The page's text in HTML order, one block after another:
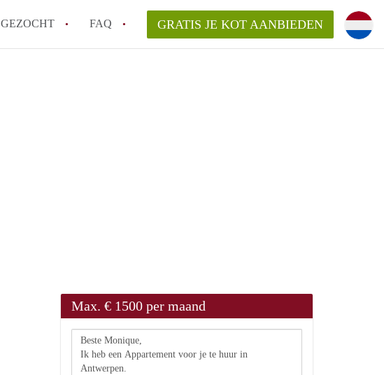
GEZOCHT FAQ GRATIS JE KOT AANBIEDEN
Max. € 1500 per maand